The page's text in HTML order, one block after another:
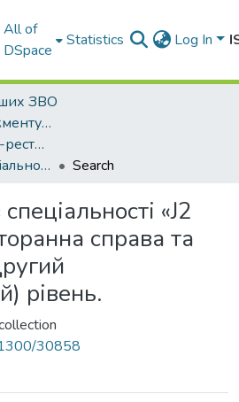
All of
DSpace
Statistics Log In
ЗВО
Факультет менеджменту, готельно-ресторанної справи та туризму Міжнародного університету
Кафедра готельно-ресторанного і туристичного бізнесу
** Силабуси з спеціальності «J2 Готельно-ресторанна справа та кейтеринг». Другий (магістерський) рівень.
Search
«J2
справа та
рівень.
30858